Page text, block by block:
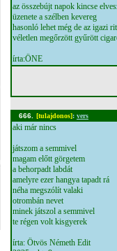
az összebújt napok kincse
üzenete a szélben kevereg
hasonló lehet még de az igazi
véletlen megőrzött gyűrött
írta:ÖNE
666. [tulajdonos]: vers
aki már nincs
játszom a semmivel
magam előtt görgetem
a behorpadt labdát
amelyre ezer hangya tapadt rá
néha megszólít valaki
otrombán nevet
minek játszol a semmivel
te régen volt kisgyerek
írta: Ötvös Németh Edit